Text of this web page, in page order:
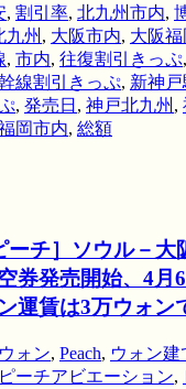
, 割引率, 北九州市内,
九州 , 大阪市内, 大阪福
, 市内, 往復割引きっぷ,
線割引きっぷ, 新神戸
, 発売日 , 神戸北九州 ,
岡市内, 総額
ーチ］ソウル－大
券発売開始、4月6
運賃は3万ウォン
ォン, Peach, ウォン建
ピーチアビエーション,